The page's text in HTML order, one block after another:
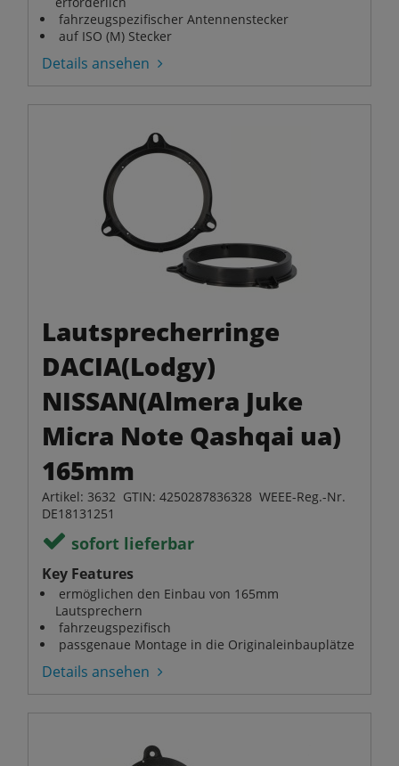
fahrzeugspezifischer Antennenstecker
auf ISO (M) Stecker
Details ansehen
Lautsprecherringe
DACIA(Lodgy)
NISSAN(Almera Juke
Micra Note Qashqai ua)
165mm
Artikel: 3632 GTIN: 4250287836328 WEEE-Reg.-Nr.
DE18131251
sofort lieferbar
Key Features
ermöglichen den Einbau von 165mm
Lautsprechern
fahrzeugspezifisch
passgenaue Montage in die Originaleinbauplätze
Details ansehen